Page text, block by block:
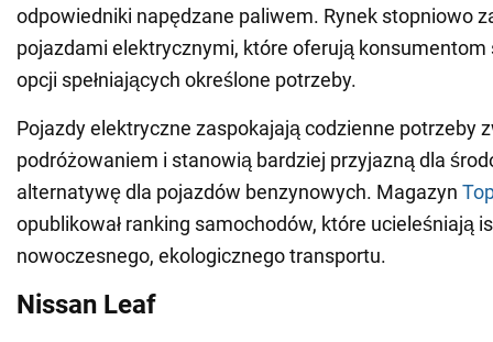
odpowiedniki napędzane paliwem. Rynek stopniowo
pojazdami elektrycznymi, które oferują konsumentom
opcji spełniających określone potrzeby.
Pojazdy elektryczne zaspokajają codzienne potrzeby
podróżowaniem i stanowią bardziej przyjazną dla
alternatywę dla pojazdów benzynowych. Magazyn
opublikował ranking samochodów, które ucieleśniają
nowoczesnego, ekologicznego transportu.
Nissan Leaf